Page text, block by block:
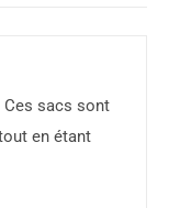
sacs sont
en étant